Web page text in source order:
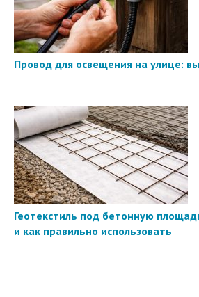
Провод для освещения на улице:
Геотекстиль под бетонную
и как правильно использовать